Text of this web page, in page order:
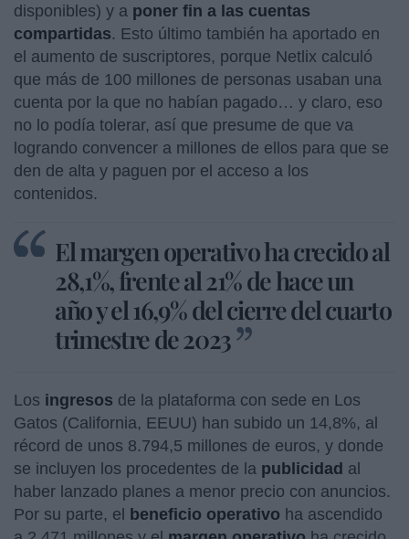
disponibles) y a poner fin a las cuentas
compartidas. Esto último también ha aportado en
el aumento de suscriptores, porque Netlix calculó
que más de 100 millones de personas usaban una
cuenta por la que no habían pagado… y claro, eso
no lo podía tolerar, así que presume de que va
logrando convencer a millones de ellos para que se
den de alta y paguen por el acceso a los
contenidos.
El margen operativo ha crecido al
28,1%, frente al 21% de hace un
año y el 16,9% del cierre del cuarto
trimestre de 2023
Los ingresos de la plataforma con sede en Los
Gatos (California, EEUU) han subido un 14,8%, al
récord de unos 8.794,5 millones de euros, y donde
se incluyen los procedentes de la publicidad al
haber lanzado planes a menor precio con anuncios.
Por su parte, el beneficio operativo ha ascendido